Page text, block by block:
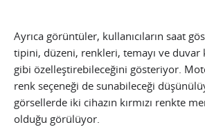
Ayrıca görüntüler, kullanıcıların saat
tipini, düzeni, renkleri, temayı ve duvar
gibi özelleştirebileceğini gösteriyor.
renk seçeneği de sunabileceği
görsellerde iki cihazın kırmızı renkte
olduğu görülüyor.